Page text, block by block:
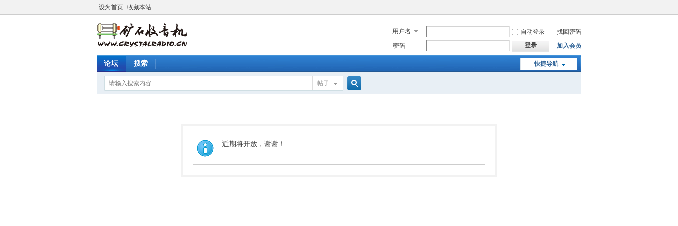
设为首页 收藏本站
用户名 自动登录
找回密码
密码
登录 加入会员
快捷导航
论坛 搜索
帖子
近期将开放，谢谢！